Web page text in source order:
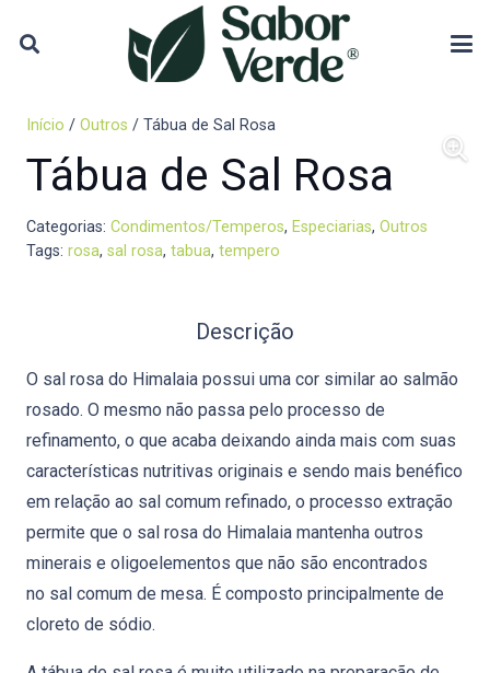
Início / Outros / Tábua de Sal Rosa
Tábua de Sal Rosa
Categorias: Condimentos/Temperos, Especiarias, Outros
Tags: rosa, sal rosa, tabua, tempero
Descrição
O sal rosa do Himalaia possui uma cor similar ao salmão
rosado. O mesmo não passa pelo processo de
refinamento, o que acaba deixando ainda mais com suas
características nutritivas originais e sendo mais benéfico
em relação ao sal comum refinado, o processo extração
permite que o sal rosa do Himalaia mantenha outros
minerais e oligoelementos que não são encontrados
no sal comum de mesa. É composto principalmente de
cloreto de sódio.